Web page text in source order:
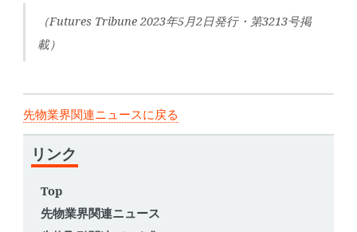
（Futures Tribune 2023年5月2日発行・第3213号掲
載）
先物業界関連ニュースに戻る
リンク
Top
先物業界関連ニュース